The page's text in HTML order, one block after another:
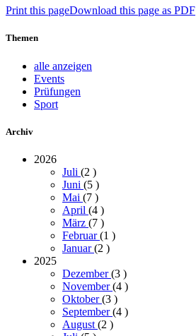
Print this pageDownload this page as PDF
Themen
alle anzeigen
Events
Prüfungen
Sport
Archiv
2026
Juli (2 )
Juni (5 )
Mai (7 )
April (4 )
März (7 )
Februar(1 )
Januar(2 )
2025
Dezember(3 )
November(4 )
Oktober(3 )
September(4 )
August (2 )